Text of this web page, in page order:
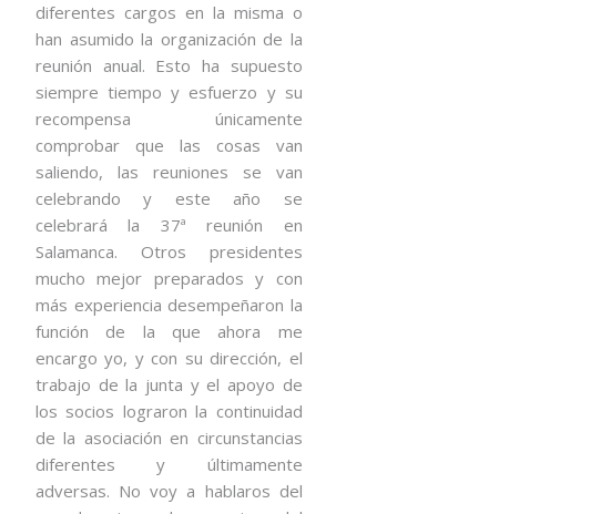
diferentes cargos en la misma o
han asumido la organización de la
reunión anual. Esto ha supuesto
siempre tiempo y esfuerzo y su
recompensa únicamente
comprobar que las cosas van
saliendo, las reuniones se van
celebrando y este año se
celebrará la 37ª reunión en
Salamanca. Otros presidentes
mucho mejor preparados y con
más experiencia desempeñaron la
función de la que ahora me
encargo yo, y con su dirección, el
trabajo de la junta y el apoyo de
los socios lograron la continuidad
de la asociación en circunstancias
diferentes y últimamente
adversas. No voy a hablaros del